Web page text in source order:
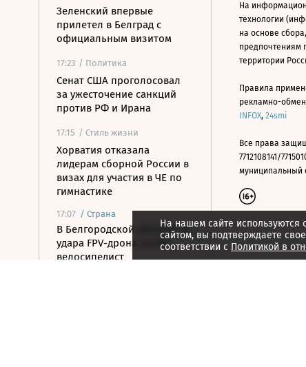
Зеленский впервые
прилетел в Белград с
официальным визитом
17:23 / Политика
Сенат США проголосовал
за ужесточение санкций
против РФ и Ирана
17:15 / Стиль жизни
Хорватия отказала
лидерам сборной России в
визах для участия в ЧЕ по
гимнастике
17:07 / Страна
В Белгородской области от
удара FPV-дрона погиб
велосипедист
На нашем сайте используются
сайтом, вы подтверждаете свое
соответствии с Политикой в
На
технологии
на основе
предпочтениям
территории
Правила
рекламно-
INFOX, 24smi
Все права
7712108141/
муниципальный